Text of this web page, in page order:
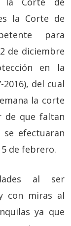
la Corte de
para
de diciembre
en la
del cual
la corte
de que faltan
se efectuaran
de febrero.
al ser
con miras al
ya que